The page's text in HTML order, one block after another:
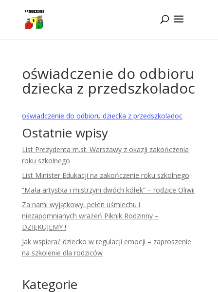
oświadczenie do odbioru
dziecka z przedszkoladoc
oświadczenie do odbioru dziecka z przedszkoladoc
Ostatnie wpisy
List Prezydenta m.st. Warszawy z okazji zakończenia
roku szkolnego
List Minister Edukacji na zakończenie roku szkolnego
“Mała artystka i mistrzyni dwóch kółek” – rodzice Oliwii
Za nami wyjątkowy, pełen uśmiechu i
niezapomnianych wrażeń Piknik Rodzinny –
DZIĘKUJEMY !
Jak wspierać dziecko w regulacji emocji – zaproszenie
na szkolenie dla rodziców
Kategorie